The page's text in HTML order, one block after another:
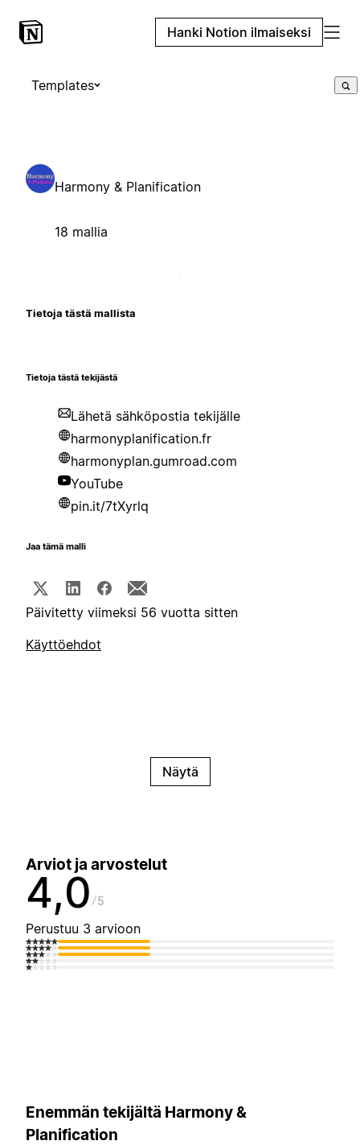
Hanki Notion ilmaiseksi
Templates
Harmony & Planification
18 mallia
Tietoja tästä mallista
Tietoja tästä tekijästä
Lähetä sähköpostia tekijälle
harmonyplanification.fr
harmonyplan.gumroad.com
YouTube
pin.it/7tXyrlq
Jaa tämä malli
Päivitetty viimeksi 56 vuotta sitten
Käyttöehdot
Näytä
Arviot ja arvostelut
4,0 5
Perustuu 3 arvioon
Enemmän tekijältä Harmony &
Planification